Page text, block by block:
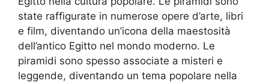
state raffigurate in numerose opere d’arte, libri
e film, diventando un’icona della maestosità
dell’antico Egitto nel mondo moderno. Le
piramidi sono spesso associate a misteri e
leggende, diventando un tema popolare nella